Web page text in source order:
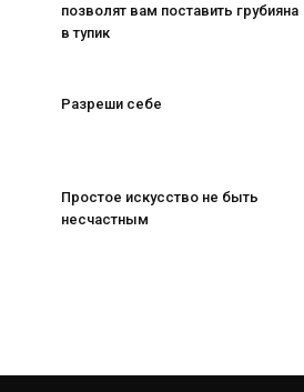
позволят вам поставить грубияна
в тупик
Разреши себе
Простое искусство не быть
несчастным